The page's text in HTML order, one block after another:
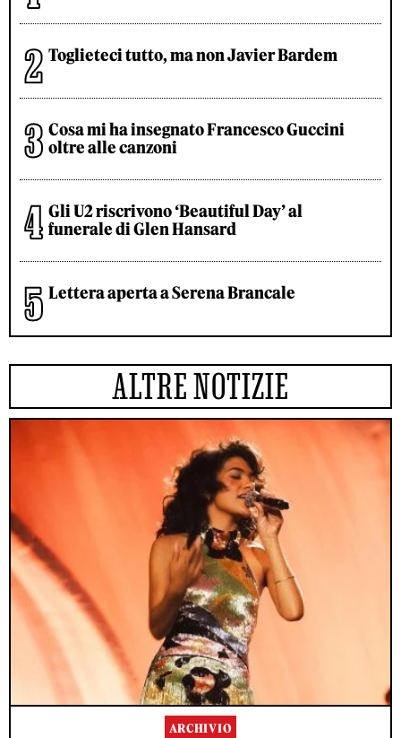
Toglieteci tutto, ma non Javier Bardem
Cosa mi ha insegnato Francesco Guccini
oltre alle canzoni
Gli U2 riscrivono ‘Beautiful Day’ al
funerale di Glen Hansard
Lettera aperta a Serena Brancale
ALTRE NOTIZIE
ARCHIVIO